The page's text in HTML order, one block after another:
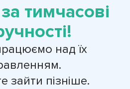
тимчасові
над їх
зайти пізніше.